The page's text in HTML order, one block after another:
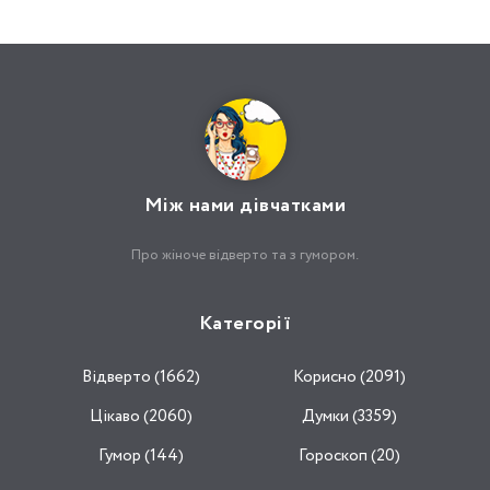
Між нами дівчатками
Про жіноче відверто та з гумором.
Категорії
Відвертo (1662)
Корисно (2091)
Цікаво (2060)
Думки (3359)
Гумор (144)
Гороскоп (20)